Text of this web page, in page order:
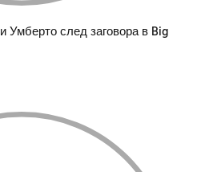
Умберто след заговора в Big